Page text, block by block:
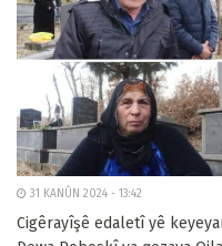
31 KANÛN 2024 - 13:42
Cigêrayîşê edaletî yê